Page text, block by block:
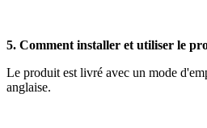
5. Comment installer et utiliser le
Le produit est livré avec un mode
anglaise.